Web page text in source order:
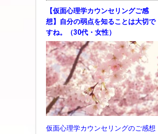
【仮面心理学カウンセリングご感
想】自分の弱点を知ることは大切で
すね。（30代・女性）
仮面心理学カウンセリングのご感想